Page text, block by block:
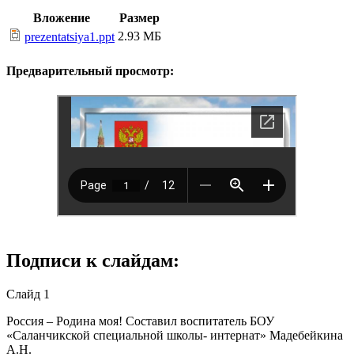
Вложение
Размер
prezentatsiya1.ppt 2.93 МБ
Предварительный просмотр:
Подписи к слайдам:
Слайд 1
Россия – Родина моя! Составил воспитатель БОУ
«Саланчикской специальной школы- интернат» Мадебейкина
А.Н.